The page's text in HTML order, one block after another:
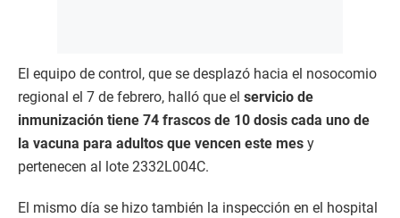
El equipo de control, que se desplazó hacia el nosocomio
regional el 7 de febrero, halló que el servicio de
inmunización tiene 74 frascos de 10 dosis cada uno de
la vacuna para adultos que vencen este mes y
pertenecen al lote 2332L004C.
El mismo día se hizo también la inspección en el hospital